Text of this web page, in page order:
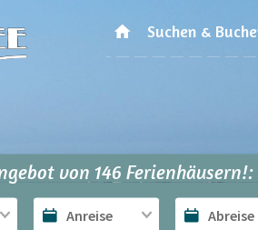
Suchen &
von 146 Ferienhäusern!: